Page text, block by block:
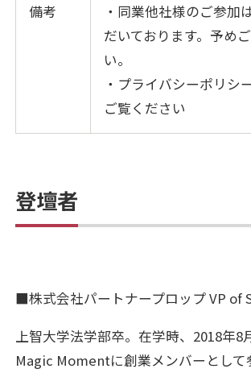
備考
・同業他社様のご参加
だいております。予め
い。
・プライバシーポリシ
ご覧ください
登壇者
■株式会社パートナープロップ VP of
上智大学法学部卒。在学時、2018年8
Magic Momentに創業メンバーとし